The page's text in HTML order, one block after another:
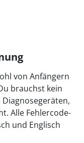
von Anfängern
brauchst kein
Alle Fehlercode-
und Englisch